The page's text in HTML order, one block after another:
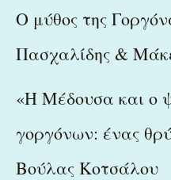
Ο μύθος της
Πασχαλίδης &
«Η Μέδουσα και ο
γοργόνων: ένας
Βούλας Κοτσάλου